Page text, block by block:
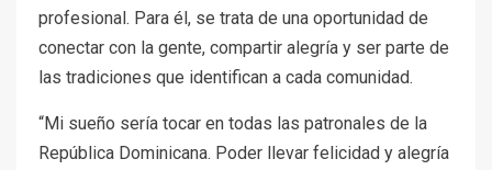
profesional. Para él, se trata de una oportunidad de
conectar con la gente, compartir alegría y ser parte de
las tradiciones que identifican a cada comunidad.
“Mi sueño sería tocar en todas las patronales de la
República Dominicana. Poder llevar felicidad y alegría